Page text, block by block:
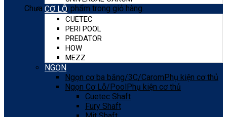
Chưa có sản phẩm trong giỏ hàng.
CƠ LỖ
CUETEC
PERI POOL
PREDATOR
HOW
MEZZ
NGỌN
Ngọn cơ ba băng/3C/CaromPhụ kiện cơ thủ
Ngọn Cơ Lỗ/PoolPhụ kiện cơ thủ
Cuetec Shaft
Fury Shaft